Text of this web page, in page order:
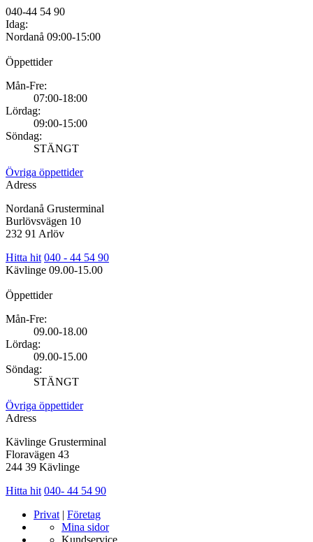
040-44 54 90
Idag:
Nordanå 09:00-15:00
Öppettider
Mån-Fre:
07:00-18:00
Lördag:
09:00-15:00
Söndag:
STÄNGT
Övriga öppettider
Adress
Nordanå Grusterminal
Burlövsvägen 10
232 91 Arlöv
Hitta hit 040 - 44 54 90
Kävlinge 09.00-15.00
Öppettider
Mån-Fre:
09.00-18.00
Lördag:
09.00-15.00
Söndag:
STÄNGT
Övriga öppettider
Adress
Kävlinge Grusterminal
Floravägen 43
244 39 Kävlinge
Hitta hit 040- 44 54 90
Privat | Företag
Mina sidor
Kundservice